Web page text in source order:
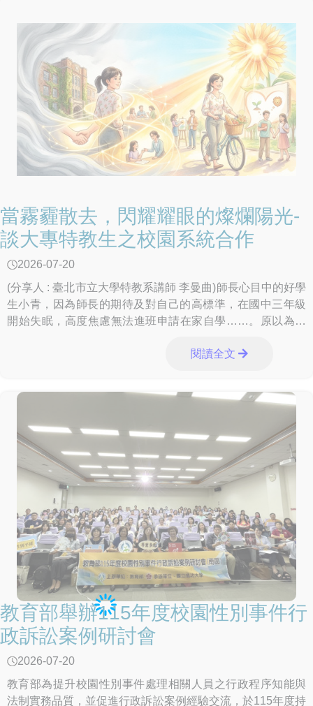
當霧霾散去，閃耀耀眼的燦爛陽光-
談大專特教生之校園系統合作
2026-07-20
(分享人 : 臺北市立大學特教系講師 李曼曲)師長心目中的好學
生小青，因為師長的期待及對自己的高標準，在國中三年級
開始失眠，高度焦慮無法進班申請在家自學……。原以為升
閱讀全文
教育部舉辦115年度校園性別事件行
政訴訟案例研討會
2026-07-20
教育部為提升校園性別事件處理相關人員之行政程序知能與
法制實務品質，並促進行政訴訟案例經驗交流，於115年度持